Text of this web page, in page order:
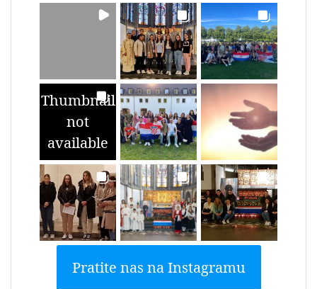
Thumbnail
not
available
Pratite nas na Instagramu